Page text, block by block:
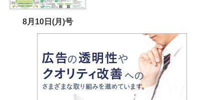
8月10日(月)号